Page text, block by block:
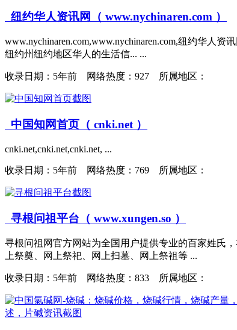
纽约华人资讯网（ www.nychinaren.com ）
www.nychinaren.com,www.nychinaren.com,纽约华人
纽约州纽约地区华人的生活信... ...
收录日期： 5年前 网络热度：927 所属地区：
中国知网首页（ cnki.net ）
cnki.net,cnki.net,cnki.net, ...
收录日期： 5年前 网络热度：769 所属地区：
寻根问祖平台（ www.xungen.so ）
寻根问祖网官方网站为全国用户提供专业的百家姓氏
上祭奠、网上祭祀、网上扫墓、网上祭祖等 ...
收录日期： 5年前 网络热度：833 所属地区：